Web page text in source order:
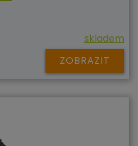
skladem
ZOBRAZIT